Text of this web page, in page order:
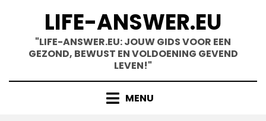
LIFE-ANSWER.EU
"LIFE-ANSWER.EU: JOUW GIDS VOOR EEN
GEZOND, BEWUST EN VOLDOENING GEVEND
LEVEN!"
MENU